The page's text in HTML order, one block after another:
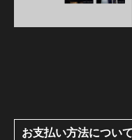
お支払い方法について